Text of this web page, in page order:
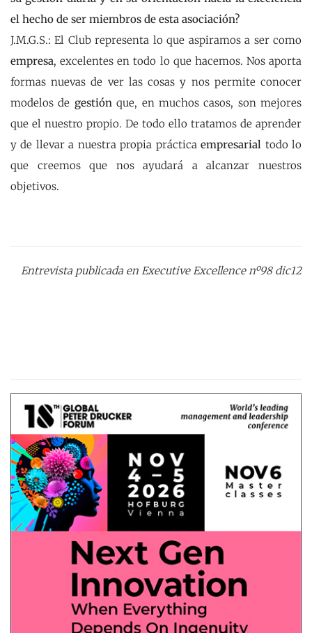
el hecho de ser miembros de esta asociación?
J.M.G.S.: El Club representa lo que aspiramos a ser como
empresa, excelentes en todo lo que hacemos. Nos aporta
formas nuevas de ver las cosas y nos permite conocer
modelos de gestión que, en muchos casos, son mejores
que el nuestro propio. De todo ello tratamos de aprender
y de llevar a nuestra propia prácticaempresarial todo lo
que creemos que nos ayudará a alcanzar nuestros
objetivos.
Entrevista publicada en Executive Excellence nº98 dic12